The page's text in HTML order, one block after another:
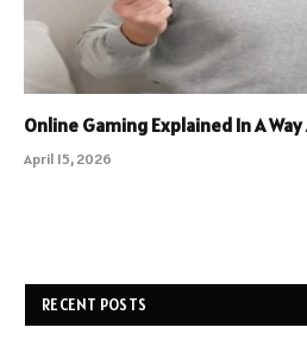
Online Gaming Explained In A
April 15, 2026
RECENT POSTS